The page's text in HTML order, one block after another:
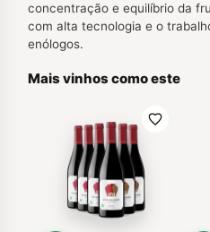
concentração e equilíbrio da
com alta tecnologia e o
enólogos.
Mais vinhos como este